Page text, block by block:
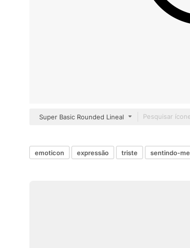
Super Basic Rounded Lineal
emoticon expressão triste sentindo-me